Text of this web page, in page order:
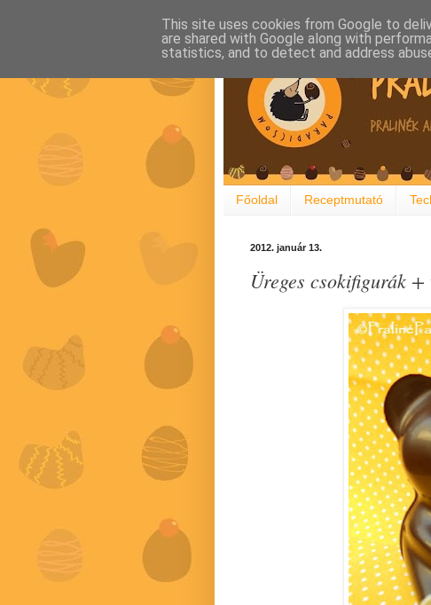
Főoldal Receptmutató
2012. január 13.
Üreges csokifigurák
This site uses cookies from Google to
are shared with Google along with
statistics, and to detect and address